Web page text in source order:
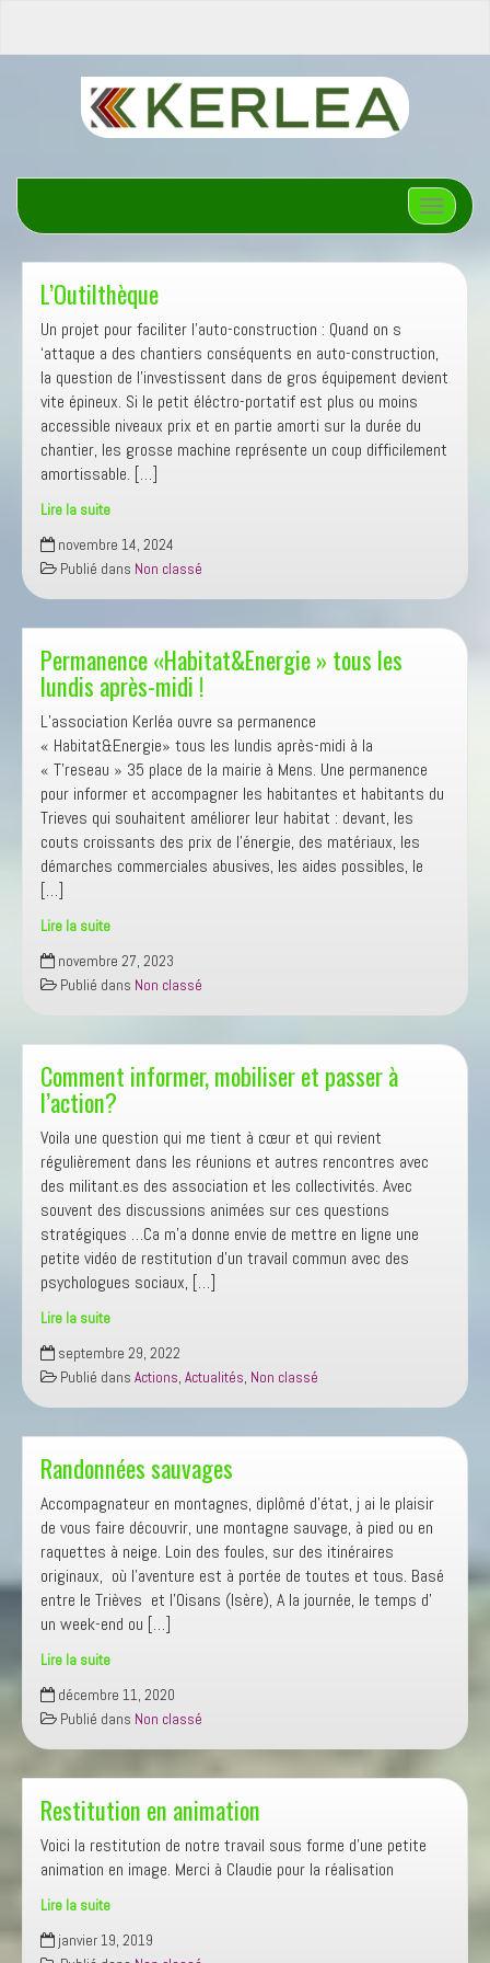
Afficher/
L’Outilthèque
Un projet pour faciliter l’auto-construction : Quand on s
‘attaque a des chantiers conséquents en auto-construction,
la question de l’investissent dans de gros équipement devient
vite épineux. Si le petit éléctro-portatif est plus ou moins
accessible niveaux prix et en partie amorti sur la durée du
chantier, les grosse machine représente un coup difficilement
amortissable. […]
Lire la suite
L’Outilthèque
novembre 14, 2024
Publié dans Non classé
Permanence «Habitat&Energie » tous les
lundis après-midi !
L’association Kerléa ouvre sa permanence
« Habitat&Energie» tous les lundis après-midi à la
« T’reseau » 35 place de la mairie à Mens. Une permanence
pour informer et accompagner les habitantes et habitants du
Trieves qui souhaitent améliorer leur habitat : devant, les
couts croissants des prix de l’énergie, des matériaux, les
démarches commerciales abusives, les aides possibles, le
[…]
Lire la suite
Permanence
«Habitat&Energie
»
les
lundis
après-
midi
!
novembre 27, 2023
Publié dans Non classé
Comment informer, mobiliser et passer à
l’action?
Voila une question qui me tient à cœur et qui revient
régulièrement dans les réunions et autres rencontres avec
des militant.es des association et les collectivités. Avec
souvent des discussions animées sur ces questions
stratégiques …Ca m’a donne envie de mettre en ligne une
petite vidéo de restitution d’un travail commun avec des
psychologues sociaux, […]
Lire la suite
Comment
informer,
mobiliser
et
passer
à
l’action?
septembre 29, 2022
Publié dans Actions, Actualités, Non classé
Randonnées sauvages
Accompagnateur en montagnes, diplômé d’état, j ai le plaisir
de vous faire découvrir, une montagne sauvage, à pied ou en
raquettes à neige. Loin des foules, sur des itinéraires
originaux, où l’aventure est à portée de toutes et tous. Basé
entre le Trièves et l’Oisans (Isère), A la journée, le temps d’
un week-end ou […]
Lire la suite
Randonnées
sauvages
décembre 11, 2020
Publié dans Non classé
Restitution en animation
Voici la restitution de notre travail sous forme d’une petite
animation en image. Merci à Claudie pour la réalisation
Lire la suite
Restitution
en
janvier 19, 2019